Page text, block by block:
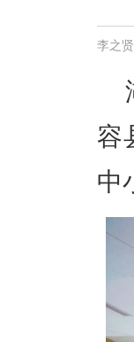
李之
容
中